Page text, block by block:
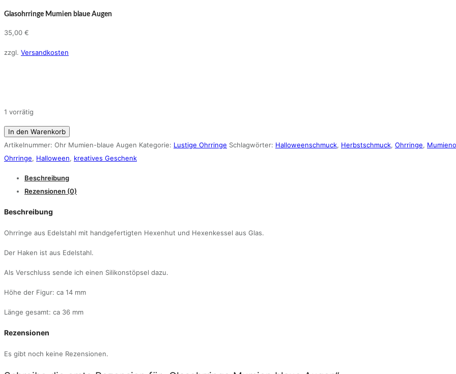
Glasohrringe Mumien blaue Augen
35,00 €
zzgl. Versandkosten
1 vorrätig
Glasohrringe
Mumien
blaue
Menge
In den Warenkorb
Artikelnummer: Ohr Mumien-blaue Augen Kategorie: Lustige Ohrringe Schlagwörter: Halloweenschmuck, Herbstschmuck, Ohrringe,
Ohrringe, Halloween, kreatives Geschenk
Beschreibung
Rezensionen (0)
Beschreibung
Ohrringe aus Edelstahl mit handgefertigten Hexenhut und Hexenkessel aus Glas.
Der Haken ist aus Edelstahl.
Als Verschluss sende ich einen Silikonstöpsel dazu.
Höhe der Figur: ca 14 mm
Länge gesamt: ca 36 mm
Rezensionen
Es gibt noch keine Rezensionen.